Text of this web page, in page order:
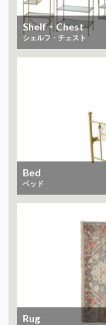
Shelf・Chest
シェルフ・チェスト
Bed
ベッド
Rug